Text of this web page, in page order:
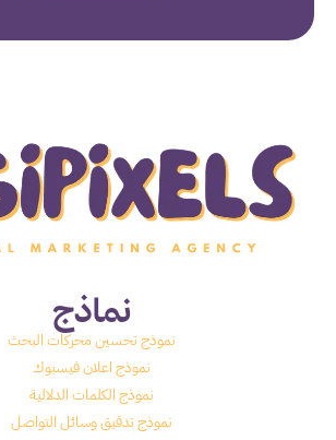
نماذج
نموذج تحسين محركات البحث
نموذج اعلان فيسبوك
نموذج الكلمات الدلالية
نموذج تدقيق وسائل التواصل